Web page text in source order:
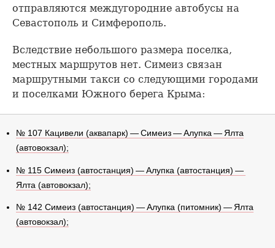
отправляются междугородние автобусы на
Севастополь и Симферополь.
Вследствие небольшого размера поселка,
местных маршрутов нет. Симеиз связан
маршрутными такси со следующими городами
и поселками Южного берега Крыма:
№ 107 Кацивели (аквапарк) — Симеиз — Алупка — Ялта
(автовокзал);
№ 115 Симеиз (автостанция) — Алупка (автостанция) —
Ялта (автовокзал);
№ 142 Симеиз (автостанция) — Алупка (питомник) — Ялта
(автовокзал);